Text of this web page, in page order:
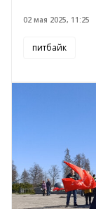
02 мая 2025, 11:25
питбайк